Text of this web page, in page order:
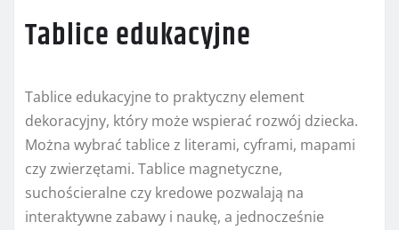
Tablice edukacyjne
Tablice edukacyjne to praktyczny element
dekoracyjny, który może wspierać rozwój dziecka.
Można wybrać tablice z literami, cyframi, mapami
czy zwierzętami. Tablice magnetyczne,
suchościeralne czy kredowe pozwalają na
interaktywne zabawy i naukę, a jednocześnie